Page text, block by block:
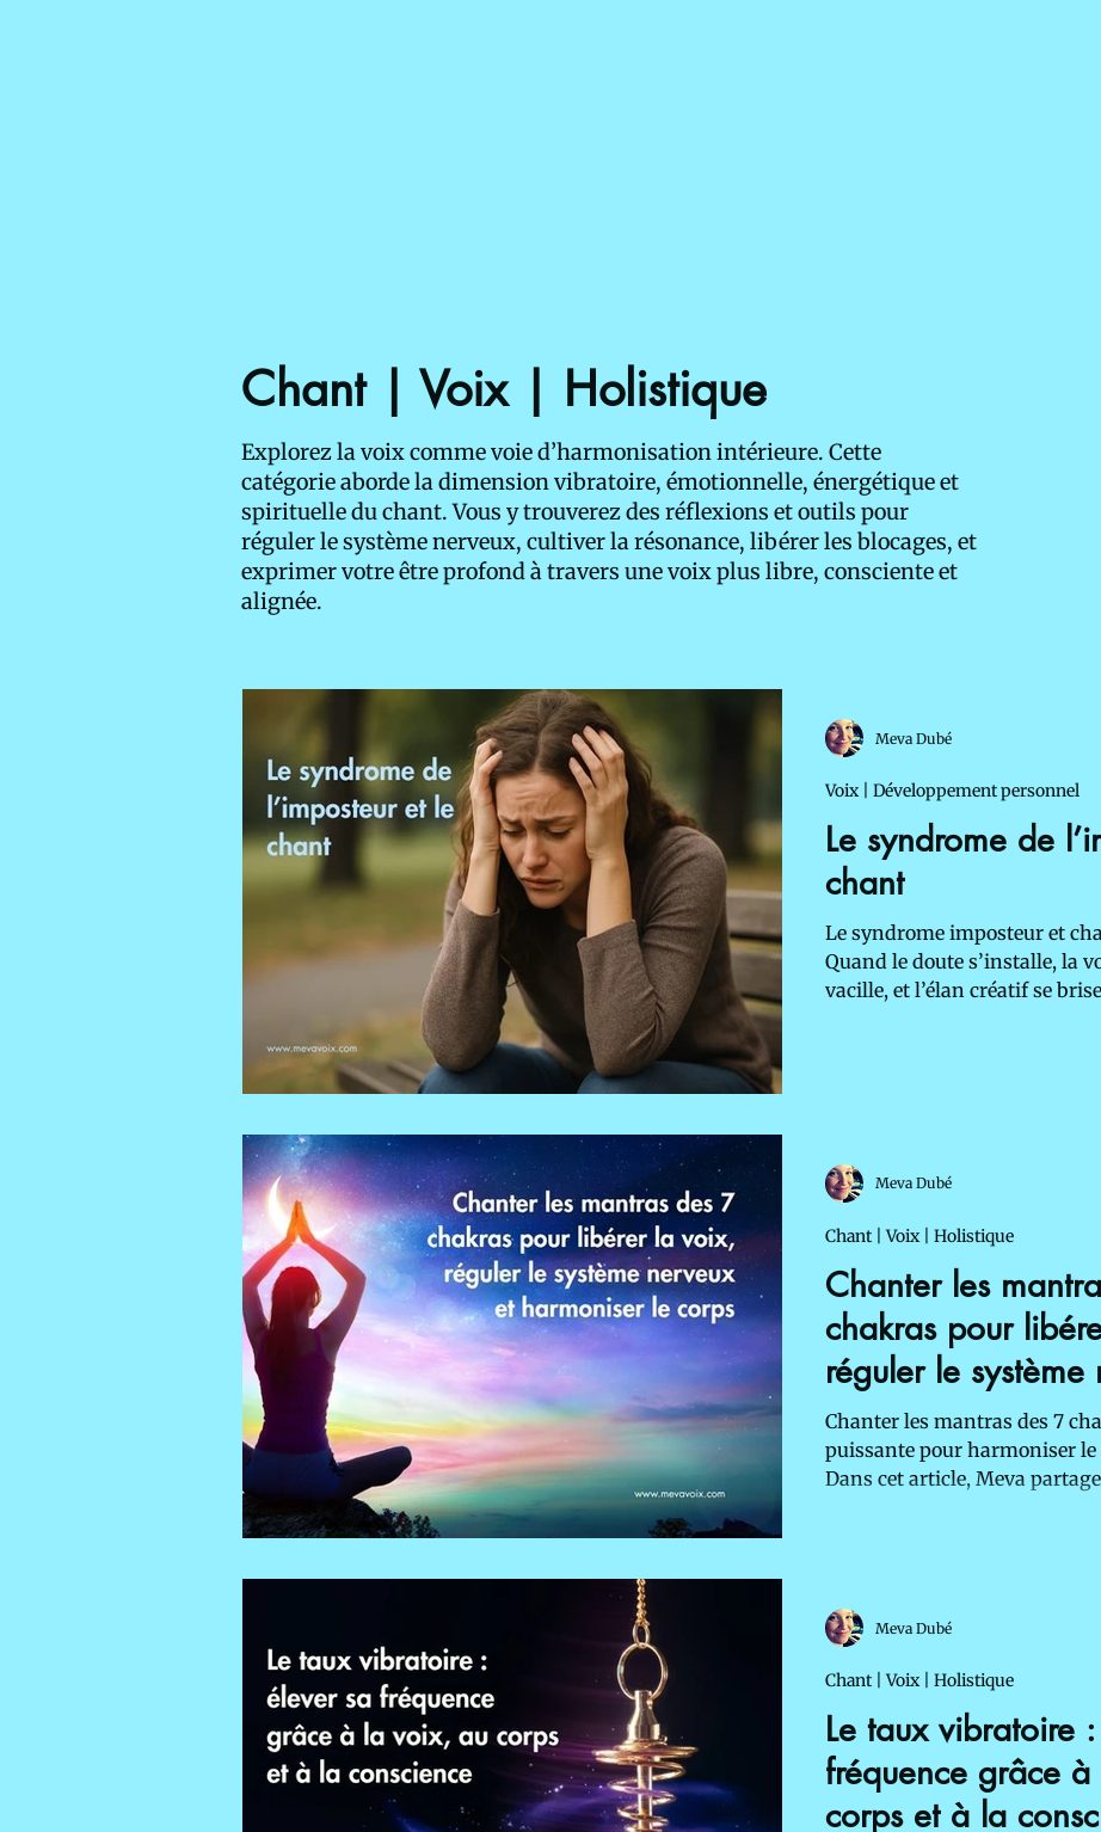
Chant | Voix | Holistique
Explorez la voix comme voie d’harmonisation intérieure. Cette
catégorie aborde la dimension vibratoire, émotionnelle, énergétique et
spirituelle du chant. Vous y trouverez des réflexions et outils pour
réguler le système nerveux, cultiver la résonance, libérer les blocages, et
exprimer votre être profond à travers une voix plus libre, consciente et
alignée.
Le syndrome de
chant
Le syndrome imposteur et
Quand le doute s’installe, la
vacille, et l’élan créatif se
Voix | Développement personnel
Meva Dubé
Chanter les
chakras pour
réguler le système
harmoniser le
Chanter les mantras des 7
puissante pour harmoniser le
Dans cet article, Meva
consciente.
Chant | Voix | Holistique
Meva Dubé
Le taux vibratoire
fréquence grâce
corps et à la
Chant | Voix | Holistique
Meva Dubé